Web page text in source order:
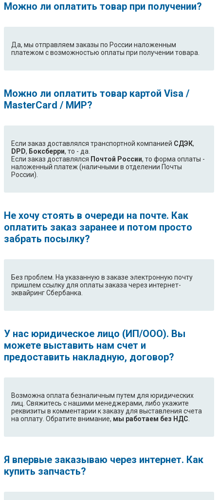
Можно ли оплатить товар при получении?
Да, мы отправляем заказы по России наложенным
платежом с возможностью оплаты при получении товара.
Можно ли оплатить товар картой Visa /
MasterCard / МИР?
Если заказ доставлялся транспортной компанией СДЭК,
DPD, Боксберри, то - да.
Если заказ доставлялся Почтой России, то форма оплаты -
наложенный платеж (наличными в отделении Почты
России).
Не хочу стоять в очереди на почте. Как
оплатить заказ заранее и потом просто
забрать посылку?
Без проблем. На указанную в заказе электронную почту
пришлем ссылку для оплаты заказа через интернет-
эквайринг Сбербанка.
У нас юридическое лицо (ИП/ООО). Вы
можете выставить нам счет и
предоставить накладную, договор?
Возможна оплата безналичным путем для юридических
лиц. Свяжитесь с нашими менеджерами, либо укажите
реквизиты в комментарии к заказу для выставления счета
на оплату. Обратите внимание, мы работаем без НДС
Я впервые заказываю через интернет. Как
купить запчасть?